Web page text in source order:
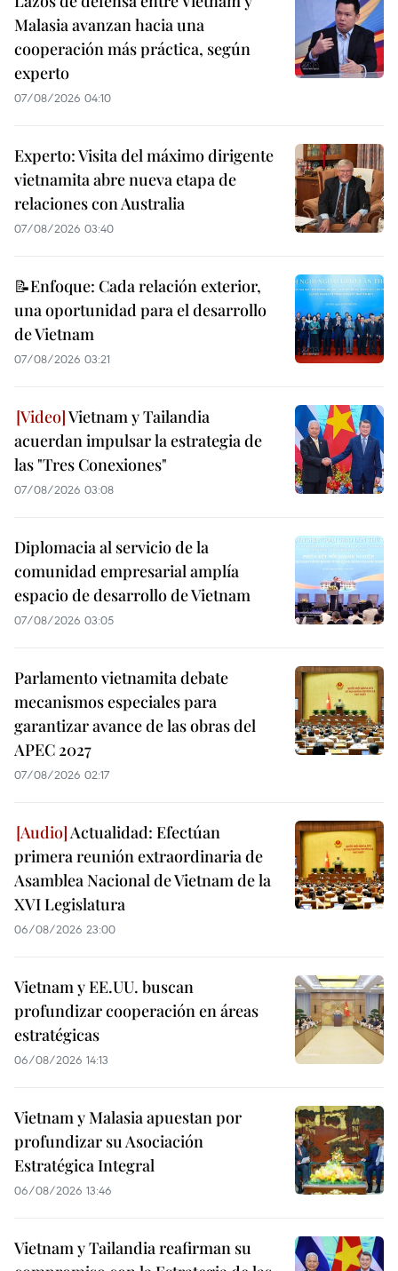
Malasia avanzan hacia una
cooperación más práctica, según
experto
07/08/2026 04:10
Experto: Visita del máximo dirigente
vietnamita abre nueva etapa de
relaciones con Australia
07/08/2026 03:40
📝Enfoque: Cada relación exterior,
una oportunidad para el desarrollo
de Vietnam
07/08/2026 03:21
Vietnam y Tailandia
acuerdan impulsar la estrategia de
las "Tres Conexiones"
07/08/2026 03:08
Diplomacia al servicio de la
comunidad empresarial amplía
espacio de desarrollo de Vietnam
07/08/2026 03:05
Parlamento vietnamita debate
mecanismos especiales para
garantizar avance de las obras del
APEC 2027
07/08/2026 02:17
Actualidad: Efectúan
primera reunión extraordinaria de
Asamblea Nacional de Vietnam de la
XVI Legislatura
06/08/2026 23:00
Vietnam y EE.UU. buscan
profundizar cooperación en áreas
estratégicas
06/08/2026 14:13
Vietnam y Malasia apuestan por
profundizar su Asociación
Estratégica Integral
06/08/2026 13:46
Vietnam y Tailandia reafirman su